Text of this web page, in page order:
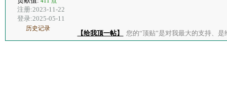
注册:2023-11-22
登录:2025-05-11
历史记录
【给我顶一帖】 您的“顶贴”是对我最大的支持、